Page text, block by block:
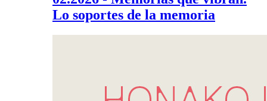
Lo soportes de la memoria